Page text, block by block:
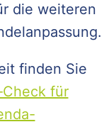
die weiteren
finden Sie
für